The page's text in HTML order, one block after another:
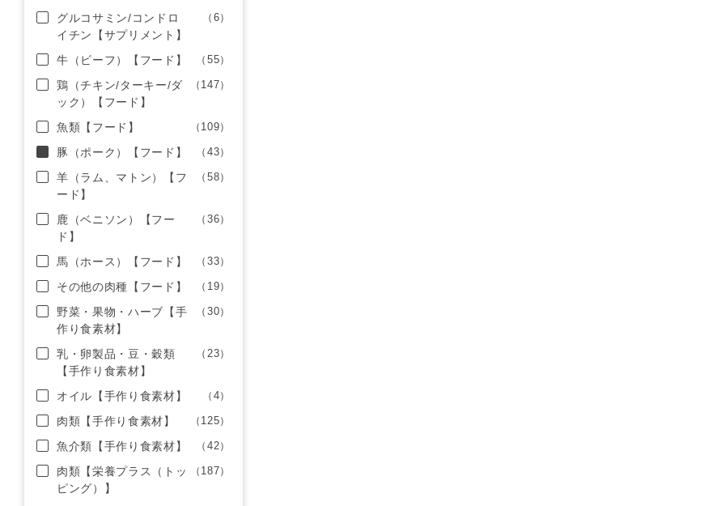
グルコサミン/コンドロ
イチン【サプリメント】
（6）
牛（ビーフ）【フード】 （55）
鶏（チキン/ターキー/ダ
ック）【フード】
（147）
魚類【フード】 （109）
豚（ポーク）【フード】 （43）
羊（ラム、マトン）【フ
ード】
（58）
鹿（ベニソン）【フー
ド】
（36）
馬（ホース）【フード】 （33）
その他の肉種【フード】 （19）
野菜・果物・ハーブ【手
作り食素材】
（30）
乳・卵製品・豆・穀類
【手作り食素材】
（23）
オイル【手作り食素材】 （4）
肉類【手作り食素材】 （125）
魚介類【手作り食素材】 （42）
肉類【栄養プラス（トッ
ピング）】
（187）